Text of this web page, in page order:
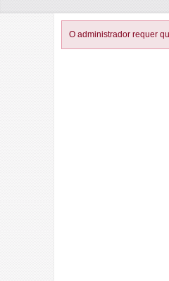
O administrador requer